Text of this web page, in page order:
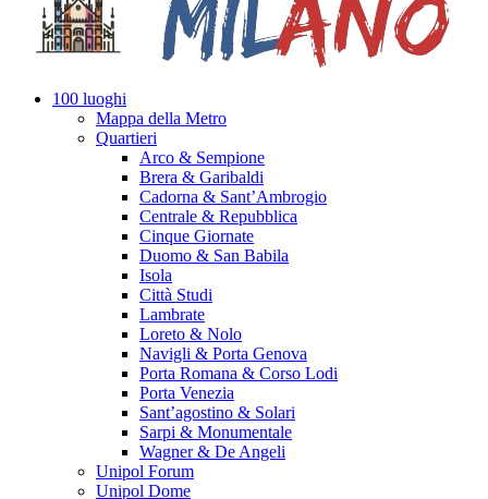
100 luoghi
Mappa della Metro
Quartieri
Arco & Sempione
Brera & Garibaldi
Cadorna & Sant’Ambrogio
Centrale & Repubblica
Cinque Giornate
Duomo & San Babila
Isola
Città Studi
Lambrate
Loreto & Nolo
Navigli & Porta Genova
Porta Romana & Corso Lodi
Porta Venezia
Sant’agostino & Solari
Sarpi & Monumentale
Wagner & De Angeli
Unipol Forum
Unipol Dome